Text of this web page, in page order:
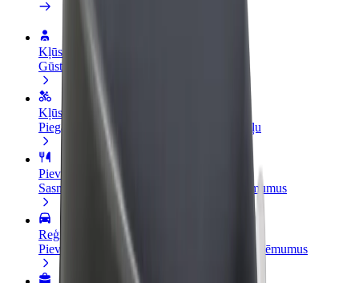
Kļūsti par autovadītāju
Gūsti ieņēmumus, kā vēlies
Kļūsti par kurjeru
Piegādā ēdienu un saņem izmaksu ik nedēļu
Pievieno restorānu vai veikalu
Sasniedz vairāk klientu un paaugstini ieņēmumus
Reģistrējies kā autoparka īpašnieks
Pievieno savu autoparku Bolt un palielini ieņēmumus